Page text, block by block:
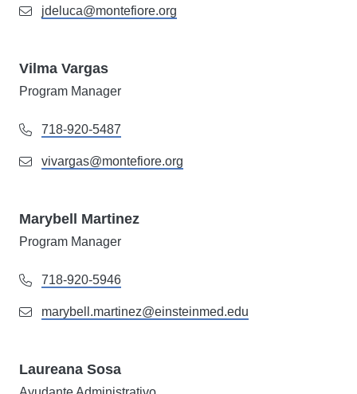
jdeluca@montefiore.org
Vilma Vargas
Program Manager
718-920-5487
vivargas@montefiore.org
Marybell Martinez
Program Manager
718-920-5946
marybell.martinez@einsteinmed.edu
Laureana Sosa